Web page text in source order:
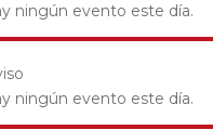
ningún evento este día.
ningún evento este día.